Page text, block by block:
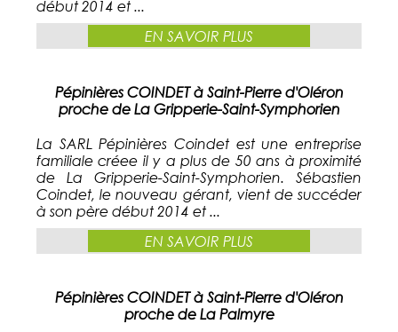
début 2014 et ...
EN SAVOIR PLUS
Pépinières COINDET à Saint-Pierre d'Oléron
proche de La Gripperie-Saint-Symphorien
La SARL Pépinières Coindet est une entreprise
familiale créee il y a plus de 50 ans à proximité
de La Gripperie-Saint-Symphorien. Sébastien
Coindet, le nouveau gérant, vient de succéder
à son père début 2014 et ...
EN SAVOIR PLUS
Pépinières COINDET à Saint-Pierre d'Oléron
proche de La Palmyre